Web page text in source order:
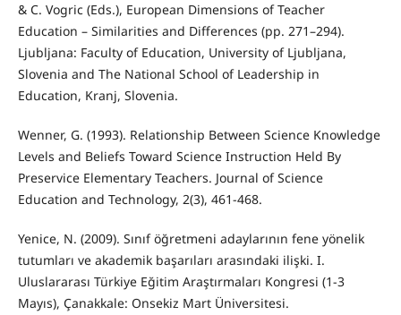
& C. Vogric (Eds.), European Dimensions of Teacher
Education – Similarities and Differences (pp. 271–294).
Ljubljana: Faculty of Education, University of Ljubljana,
Slovenia and The National School of Leadership in
Education, Kranj, Slovenia.
Wenner, G. (1993). Relationship Between Science Knowledge
Levels and Beliefs Toward Science Instruction Held By
Preservice Elementary Teachers. Journal of Science
Education and Technology, 2(3), 461-468.
Yenice, N. (2009). Sınıf öğretmeni adaylarının fene yönelik
tutumları ve akademik başarıları arasındaki ilişki. I.
Uluslararası Türkiye Eğitim Araştırmaları Kongresi (1-3
Mayıs), Çanakkale: Onsekiz Mart Üniversitesi.